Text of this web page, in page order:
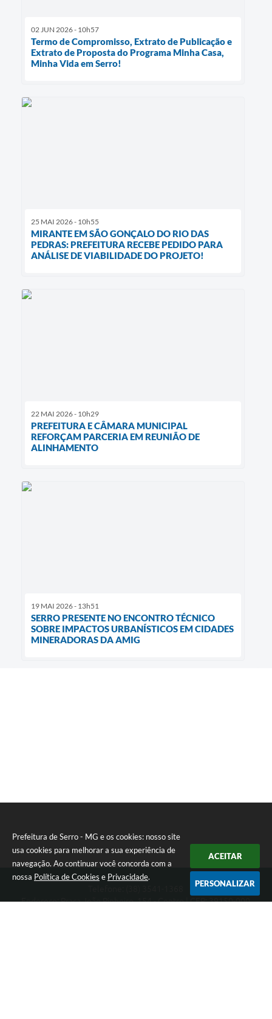
Prefeitura de Serro - MG e os cookies: nosso site
usa cookies para melhorar a sua experiência de
navegação. Ao continuar você concorda com a
nossa Política de Cookies e Privacidade.
ACEITAR
PERSONALIZAR
02 JUN 2026 - 10h57
Termo de Compromisso, Extrato de Publicação e
Extrato de Proposta do Programa Minha Casa,
Minha Vida em Serro!
25 MAI 2026 - 10h55
MIRANTE EM SÃO GONÇALO DO RIO DAS
PEDRAS: PREFEITURA RECEBE PEDIDO PARA
ANÁLISE DE VIABILIDADE DO PROJETO!
22 MAI 2026 - 10h29
PREFEITURA E CÂMARA MUNICIPAL
REFORÇAM PARCERIA EM REUNIÃO DE
ALINHAMENTO
19 MAI 2026 - 13h51
SERRO PRESENTE NO ENCONTRO TÉCNICO
SOBRE IMPACTOS URBANÍSTICOS EM CIDADES
MINERADORAS DA AMIG
Endereço: Praça João Pinheiro, 154 - Centro | CEP: 39150-000